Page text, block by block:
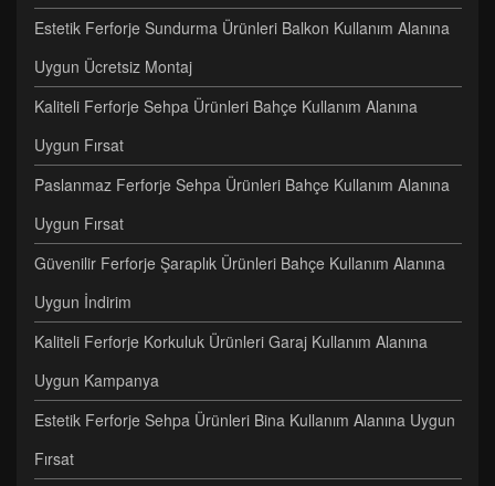
Estetik Ferforje Sundurma Ürünleri Balkon Kullanım Alanına
Uygun Ücretsiz Montaj
Kaliteli Ferforje Sehpa Ürünleri Bahçe Kullanım Alanına
Uygun Fırsat
Paslanmaz Ferforje Sehpa Ürünleri Bahçe Kullanım Alanına
Uygun Fırsat
Güvenilir Ferforje Şaraplık Ürünleri Bahçe Kullanım Alanına
Uygun İndirim
Kaliteli Ferforje Korkuluk Ürünleri Garaj Kullanım Alanına
Uygun Kampanya
Estetik Ferforje Sehpa Ürünleri Bina Kullanım Alanına Uygun
Fırsat